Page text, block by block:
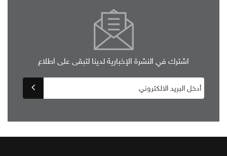
اشترك في النشرة الإخبارية لدينا لتبقى على اطلاع